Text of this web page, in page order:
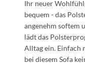
Ihr neuer
bequem - das
angenehm softem
lädt das
Alltag ein. Einfach
bei diesem Sofa